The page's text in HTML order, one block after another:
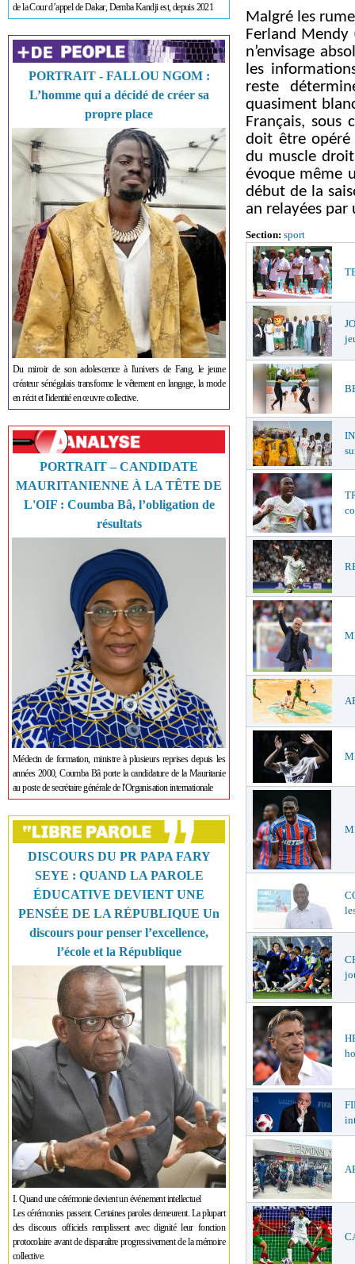
de la Cour d’appel de Dakar, Demba Kandji est, depuis 2021
PORTRAIT - FALLOU NGOM :
L’homme qui a décidé de créer sa
propre place
Du miroir de son adolescence à l'univers de Fang, le jeune
créateur sénégalais transforme le vêtement en langage, la mode
en récit et l'identité en œuvre collective.
PORTRAIT – CANDIDATE
MAURITANIENNE À LA TÊTE DE
L'OIF : Coumba Bâ, l’obligation de
résultats
Médecin de formation, ministre à plusieurs reprises depuis les
années 2000, Coumba Bâ porte la candidature de la Mauritanie
au poste de secrétaire générale de l'Organisation internationale
DISCOURS DU PR PAPA FARY
SEYE : QUAND LA PAROLE
ÉDUCATIVE DEVIENT UNE
PENSÉE DE LA RÉPUBLIQUE Un
discours pour penser l’excellence,
l’école et la République
I. Quand une cérémonie devient un événement intellectuel
Les cérémonies passent. Certaines paroles demeurent. La plupart
des discours officiels remplissent avec dignité leur fonction
protocolaire avant de disparaître progressivement de la mémoire
collective.
Malgré les
Ferland
n’envisage
les
reste
quasiment
Français, sous
doit être opéré
du muscle
évoque même
début de la
an relayées par
Section: sport